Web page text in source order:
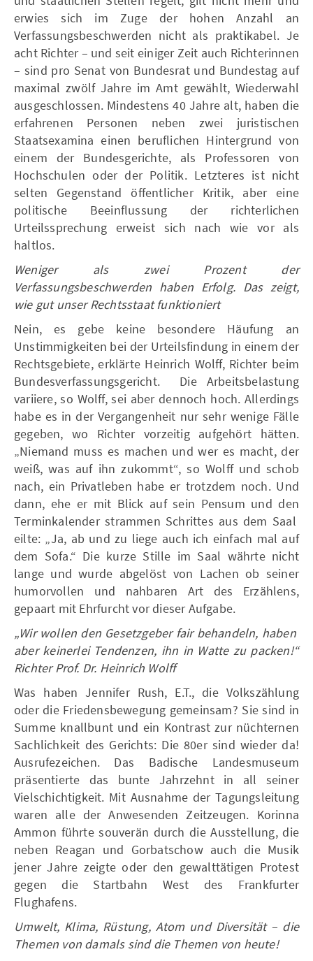
erwies sich im Zuge der hohen Anzahl an
Verfassungsbeschwerden nicht als praktikabel. Je
acht Richter – und seit einiger Zeit auch Richterinnen
– sind pro Senat von Bundesrat und Bundestag auf
maximal zwölf Jahre im Amt gewählt, Wiederwahl
ausgeschlossen. Mindestens 40 Jahre alt, haben die
erfahrenen Personen neben zwei juristischen
Staatsexamina einen beruflichen Hintergrund von
einem der Bundesgerichte, als Professoren von
Hochschulen oder der Politik. Letzteres ist nicht
selten Gegenstand öffentlicher Kritik, aber eine
politische Beeinflussung der richterlichen
Urteilssprechung erweist sich nach wie vor als
haltlos.
Weniger als zwei Prozent der
Verfassungsbeschwerden haben Erfolg. Das zeigt,
wie gut unser Rechtsstaat funktioniert
Nein, es gebe keine besondere Häufung an
Unstimmigkeiten bei der Urteilsfindung in einem der
Rechtsgebiete, erklärte Heinrich Wolff, Richter beim
Bundesverfassungsgericht. Die Arbeitsbelastung
variiere, so Wolff, sei aber dennoch hoch. Allerdings
habe es in der Vergangenheit nur sehr wenige Fälle
gegeben, wo Richter vorzeitig aufgehört hätten.
„Niemand muss es machen und wer es macht, der
weiß, was auf ihn zukommt“, so Wolff und schob
nach, ein Privatleben habe er trotzdem noch. Und
dann, ehe er mit Blick auf sein Pensum und den
Terminkalender strammen Schrittes aus dem Saal
eilte: „Ja, ab und zu liege auch ich einfach mal auf
dem Sofa.“ Die kurze Stille im Saal währte nicht
lange und wurde abgelöst von Lachen ob seiner
humorvollen und nahbaren Art des Erzählens,
gepaart mit Ehrfurcht vor dieser Aufgabe.
„Wir wollen den Gesetzgeber fair behandeln, haben
aber keinerlei Tendenzen, ihn in Watte zu packen!“
Richter Prof. Dr. Heinrich Wolff
Was haben Jennifer Rush, E.T., die Volkszählung
oder die Friedensbewegung gemeinsam? Sie sind in
Summe knallbunt und ein Kontrast zur nüchternen
Sachlichkeit des Gerichts: Die 80er sind wieder da!
Ausrufezeichen. Das Badische Landesmuseum
präsentierte das bunte Jahrzehnt in all seiner
Vielschichtigkeit. Mit Ausnahme der Tagungsleitung
waren alle der Anwesenden Zeitzeugen. Korinna
Ammon führte souverän durch die Ausstellung, die
neben Reagan und Gorbatschow auch die Musik
jener Jahre zeigte oder den gewalttätigen Protest
gegen die Startbahn West des Frankfurter
Flughafens.
Umwelt, Klima, Rüstung, Atom und Diversität – die
Themen von damals sind die Themen von heute!